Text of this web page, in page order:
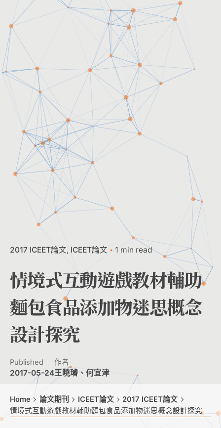
2017 ICEET論文 ICEET論文 1 min read
情境式互動遊戲教材輔助
麵包食品添加物迷思概念
設計探究
Published
2017-05-24
作者
王曉璿、何宜津
Home 論文期刊 ICEET論文
2017 ICEET論文
情境式互動遊戲教材輔助麵包食品添加物迷思概念設計探究